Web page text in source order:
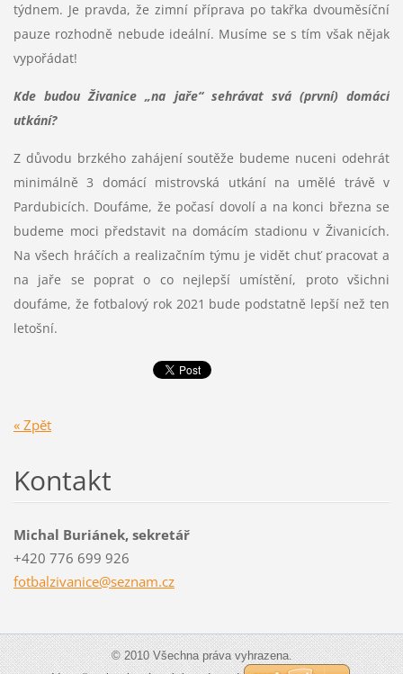
týdnem. Je pravda, že zimní příprava po takřka dvouměsíční
pauze rozhodně nebude ideální. Musíme se s tím však nějak
vypořádat!
Kde budou Živanice „na jaře“ sehrávat svá (první) domácí
utkání?
Z důvodu brzkého zahájení soutěže budeme nuceni odehrát
minimálně 3 domácí mistrovská utkání na umělé trávě v
Pardubicích. Doufáme, že počasí dovolí a na konci března se
budeme moci představit na domácím stadionu v Živanicích.
Na všech hráčích a realizačním týmu je vidět chuť pracovat a
na jaře se poprat o co nejlepší umístění, proto všichni
doufáme, že fotbalový rok 2021 bude podstatně lepší než ten
letošní.
« Zpět
Kontakt
Michal Buriánek, sekretář
+420 776 699 926
fotbalzivanice@seznam.cz
© 2010 Všechna práva vyhrazena.